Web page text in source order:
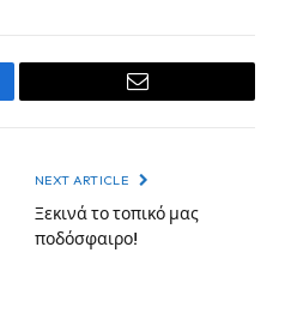
Email
NEXT ARTICLE
Ξεκινά το τοπικό μας
ποδόσφαιρο!